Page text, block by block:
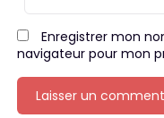
Enregistrer mon
navigateur pour mon